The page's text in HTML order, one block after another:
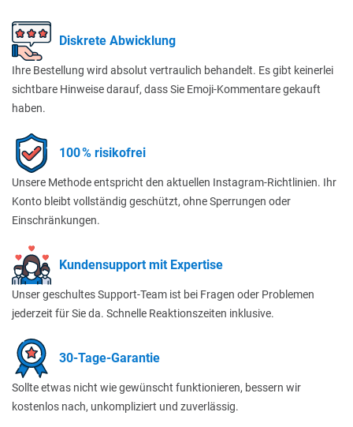
Diskrete Abwicklung
Ihre Bestellung wird absolut vertraulich behandelt. Es gibt keinerlei
sichtbare Hinweise darauf, dass Sie Emoji-Kommentare gekauft
haben.
100 % risikofrei
Unsere Methode entspricht den aktuellen Instagram-Richtlinien. Ihr
Konto bleibt vollständig geschützt, ohne Sperrungen oder
Einschränkungen.
Kundensupport mit Expertise
Unser geschultes Support-Team ist bei Fragen oder Problemen
jederzeit für Sie da. Schnelle Reaktionszeiten inklusive.
30-Tage-Garantie
Sollte etwas nicht wie gewünscht funktionieren, bessern wir
kostenlos nach, unkompliziert und zuverlässig.